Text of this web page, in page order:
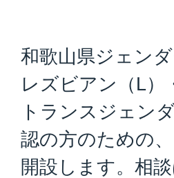
和歌山県ジェン
レズビアン（L）
トランスジェン
認の方のための
開設します。相